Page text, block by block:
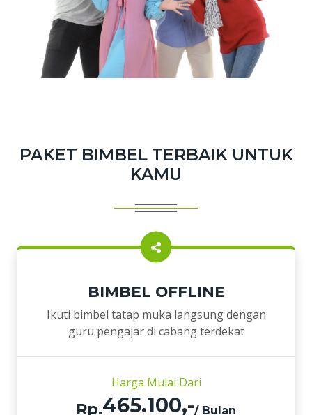
PAKET BIMBEL TERBAIK UNTUK
KAMU
BIMBEL OFFLINE
Ikuti bimbel tatap muka langsung dengan
guru pengajar di cabang terdekat
Harga Mulai Dari
Rp.465.100,-/ Bulan